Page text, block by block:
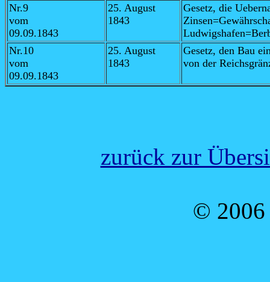
Nr.9
vom
09.09.1843
25. August
1843
Gesetz, die
Nr.10
vom
09.09.1843
25. August
1843
Gesetz, den Bau
von der
zurück zur
©